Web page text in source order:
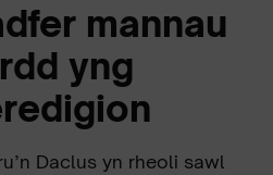
mannau
yng
Daclus yn rheoli sawl